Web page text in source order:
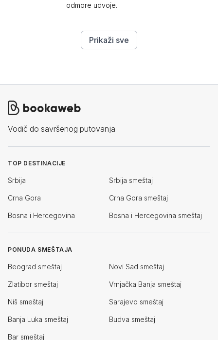
odmore udvoje.
Prikaži sve
Vodič do savršenog putovanja
TOP DESTINACIJE
Srbija Srbija smeštaj
Crna Gora Crna Gora smeštaj
Bosna i Hercegovina Bosna i Hercegovina smeštaj
PONUDA SMEŠTAJA
Beograd smeštaj Novi Sad smeštaj
Zlatibor smeštaj Vrnjačka Banja smeštaj
Niš smeštaj Sarajevo smeštaj
Banja Luka smeštaj Budva smeštaj
Bar smeštaj